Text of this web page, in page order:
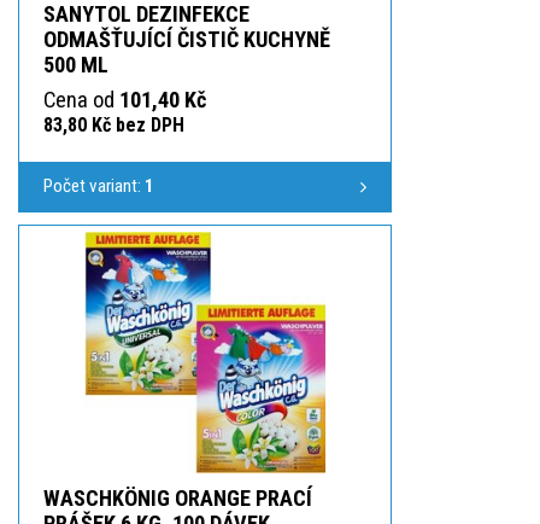
SANYTOL DEZINFEKCE
ODMAŠŤUJÍCÍ ČISTIČ KUCHYNĚ
500 ML
Cena od 101,40 Kč
83,80 Kč bez DPH
Počet variant: 1
WASCHKÖNIG ORANGE PRACÍ